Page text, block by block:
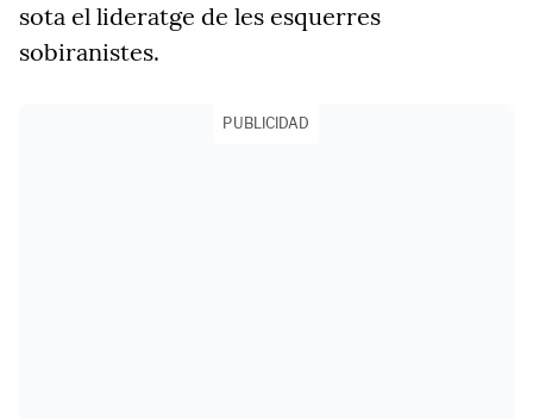
sota el lideratge de les esquerres
sobiranistes.
PUBLICIDAD